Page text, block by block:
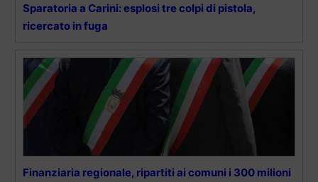
Sparatoria a Carini: esplosi tre colpi di pistola,
ricercato in fuga
Finanziaria regionale, ripartiti ai comuni i 300 milioni